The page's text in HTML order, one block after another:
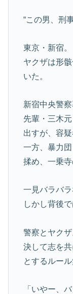
“この男、刑
東京・新宿。
ヤクザは形
いた。
新宿中央警
先輩・三木
出すが、容
一方、暴力
揉め、一乗寺
一見バラバラ
しかし背後
警察とヤクザ
決して志を
とするルー
「いやー、